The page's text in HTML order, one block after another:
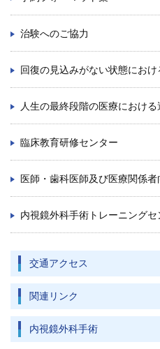
治験へのご協力
回復の見込みがない状態にお
人生の最終段階の医療におけ
臨床教育研修センター
医師・歯科医師及び医療関係
内視鏡外科手術トレーニングセ
交通アクセス
関連リンク
内視鏡外科手術